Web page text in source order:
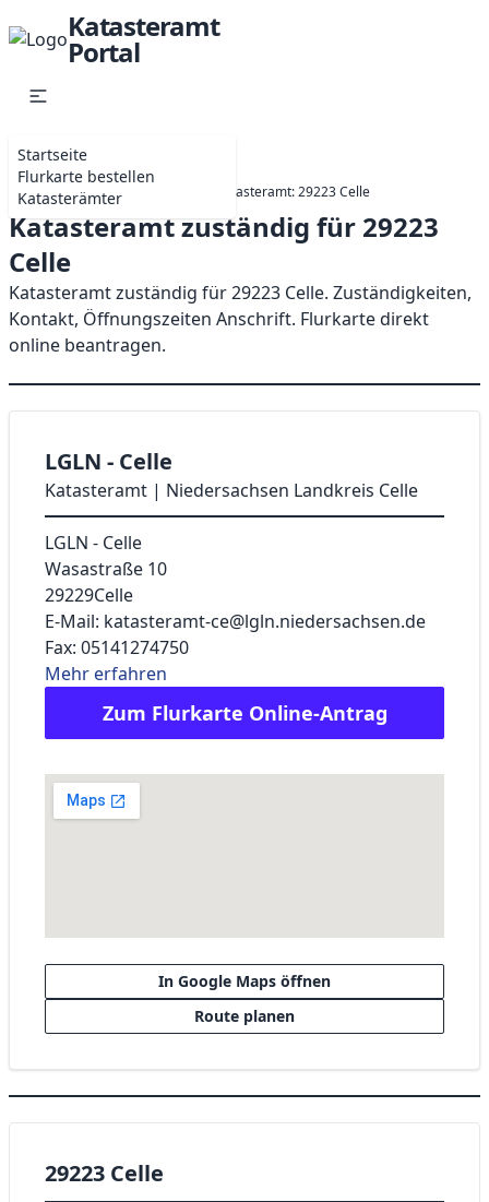
Katasteramt
Portal
Startseite
Flurkarte bestellen
Katasterämter
Startseite Niedersachsen Katasteramt: 29223 Celle
Katasteramt zuständig für 29223
Celle
Katasteramt zuständig für 29223 Celle. Zuständigkeiten,
Kontakt, Öffnungszeiten Anschrift. Flurkarte direkt
online beantragen.
LGLN - Celle
Katasteramt | Niedersachsen Landkreis Celle
LGLN - Celle
Wasastraße 10
29229Celle
E-Mail: katasteramt-ce@lgln.niedersachsen.de
Fax: 05141274750
Mehr erfahren
Zum Flurkarte Online-Antrag
In Google Maps öffnen
Route planen
29223 Celle